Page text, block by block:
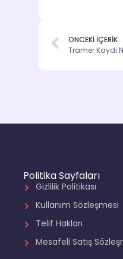
ÖNCEKİ İÇERİK
Politika Sayfaları
Gizlilik Politikası
Kullanım Sözleşmesi
Telif Hakları
Mesafeli Satış